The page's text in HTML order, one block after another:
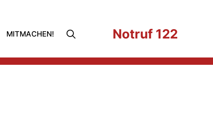
MITMACHEN! Notruf 122